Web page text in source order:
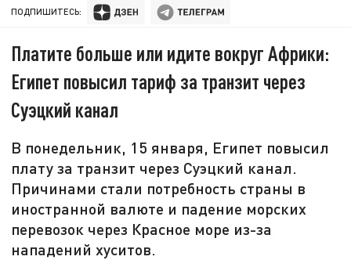
ПОДПИШИТЕСЬ:
Платите больше или идите вокруг Африки:
Египет повысил тариф за транзит через
Суэцкий канал
В понедельник, 15 января, Египет повысил
плату за транзит через Суэцкий канал.
Причинами стали потребность страны в
иностранной валюте и падение морских
перевозок через Красное море из-за
нападений хуситов.